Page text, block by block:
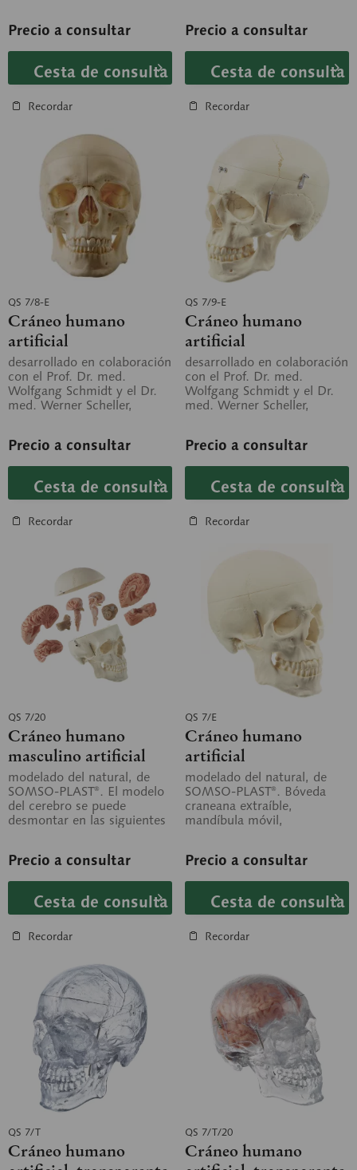
Precio a consultar
Cesta de consulta
Recordar
Precio a consultar
Cesta de consulta
Recordar
QS 7/8-E
Cráneo humano
artificial
desarrollado en colaboración
con el Prof. Dr. med.
Wolfgang Schmidt y el Dr.
med. Werner Scheller,
Precio a consultar
Cesta de consulta
Recordar
QS 7/9-E
Cráneo humano
artificial
desarrollado en colaboración
con el Prof. Dr. med.
Wolfgang Schmidt y el Dr.
med. Werner Scheller,
Precio a consultar
Cesta de consulta
Recordar
QS 7/20
Cráneo humano
masculino artificial
con cerebro en 8 piezas
modelado del natural, de
SOMSO-PLAST®. El modelo
del cerebro se puede
desmontar en las siguientes
Precio a consultar
Cesta de consulta
Recordar
QS 7/E
Cráneo humano
artificial
modelado del natural, de
SOMSO-PLAST®. Bóveda
craneana extraíble,
mandíbula móvil,
Precio a consultar
Cesta de consulta
Recordar
QS 7/T
Cráneo humano
QS 7/T/20
Cráneo humano